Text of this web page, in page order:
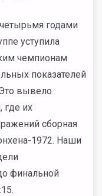
годами
уступила
чемпионам
показателей
вывело
где их
сборная
1972. Наши
финальной